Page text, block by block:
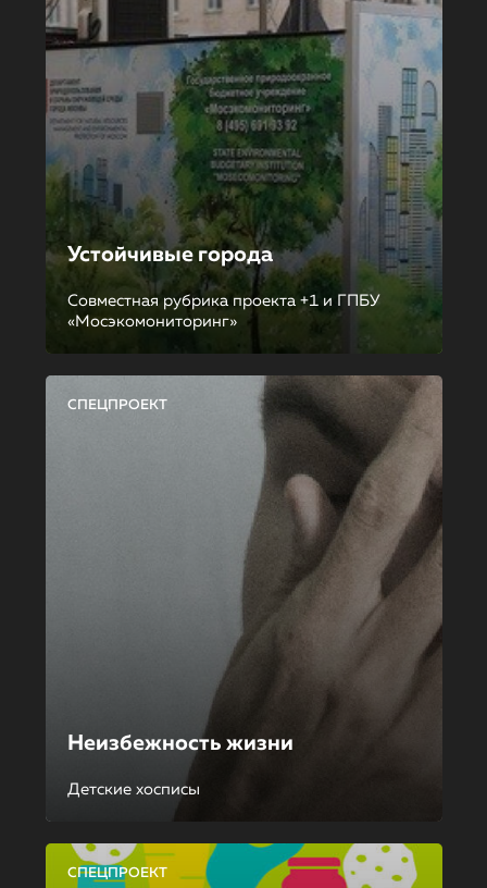
Устойчивые города
Совместная рубрика проекта +1 и ГПБУ
«Мосэкомониторинг»
СПЕЦПРОЕКТ
Неизбежность жизни
Детские хосписы
СПЕЦПРОЕКТ